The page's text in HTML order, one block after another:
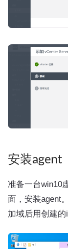
安装agent
准备一台win10
面，安装agent。
加域后用创建的